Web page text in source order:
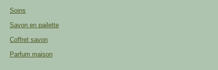
Soins
Savon en pailette
Coffret savon
Parfum maison